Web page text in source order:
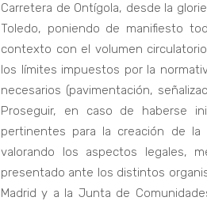
Carretera de Ontígola, desde la
Toledo, poniendo de manifiesto
contexto con el volumen
los límites impuestos por la
necesarios (pavimentación,
Proseguir, en caso de haberse
pertinentes para la creación de la
valorando los aspectos legales,
presentado ante los distintos
Madrid y a la Junta de